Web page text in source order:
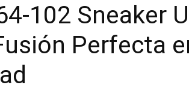
102 Sneaker
Perfecta